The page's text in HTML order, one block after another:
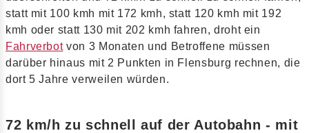
statt mit 100 kmh mit 172 kmh, statt 120 kmh mit 192
kmh oder statt 130 mit 202 kmh fahren, droht ein
Fahrverbotvon 3 Monaten und Betroffene müssen
darüber hinaus mit 2 Punkten in Flensburg rechnen, die
dort 5 Jahre verweilen würden.
72 km/h zu schnell auf der Autobahn - mit